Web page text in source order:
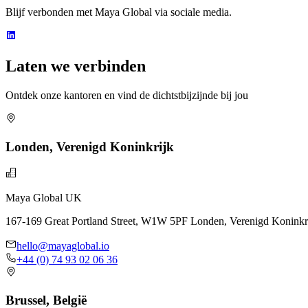
Blijf verbonden met Maya Global via sociale media.
Laten we verbinden
Ontdek onze kantoren en vind de dichtstbijzijnde bij jou
Londen, Verenigd Koninkrijk
Maya Global UK
167-169 Great Portland Street, W1W 5PF Londen, Verenigd
hello@mayaglobal.io
+44 (0) 74 93 02 06 36
Brussel, België